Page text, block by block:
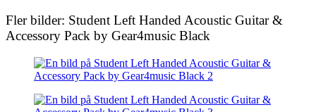
Fler bilder: Student Left Handed Acoustic Guitar &
Accessory Pack by Gear4music Black